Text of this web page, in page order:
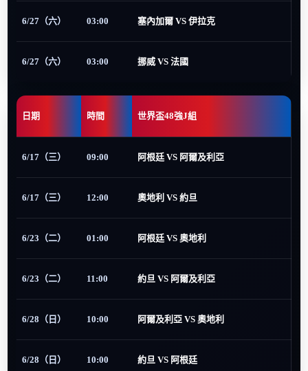
6/27（六） 03:00 塞內加爾 VS 伊拉克
6/27（六） 03:00 挪威 VS 法國
日期 時間 世界盃48強J組
6/17（三） 09:00 阿根廷 VS 阿爾及利亞
6/17（三） 12:00 奧地利 VS 約旦
6/23（二） 01:00 阿根廷 VS 奧地利
6/23（二） 11:00 約旦 VS 阿爾及利亞
6/28（日） 10:00 阿爾及利亞 VS 奧地利
6/28（日） 10:00 約旦 VS 阿根廷